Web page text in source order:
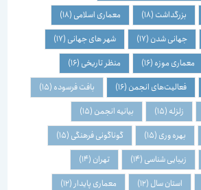
بزرگداشت(18) معماری اسلامی(18)
جهانی شدن(17) شهر های جهانی(17)
معماری موزه(16) منظر تاریخی(16)
فعالیت‌های انجمن(16) بافت فرسوده(15)
زلزله(15) بیانیه انجمن(15)
بهره وری(15) گوناگونی فرهنگی(15)
زیبایی شناسی(14) تهران(14)
استان سال(12) معماری پایدار(12)